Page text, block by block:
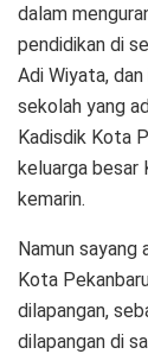
dalam
pendidikan di
Adi Wiyata,
sekolah yang
Kadisdik Kota
keluarga besar
kemarin.
Namun sayang
Kota
dilapangan,
dilapangan di